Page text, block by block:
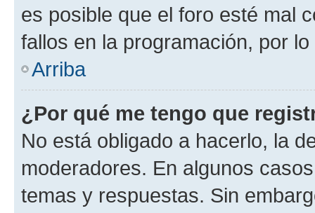
es posible que el foro esté mal
fallos en la programación, por
Arriba
¿Por qué me tengo que
No está obligado a hacerlo, la
moderadores. En algunos
temas y respuestas. Sin